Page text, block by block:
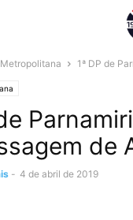
1ª DP de
de
- 4 de abril de 2019